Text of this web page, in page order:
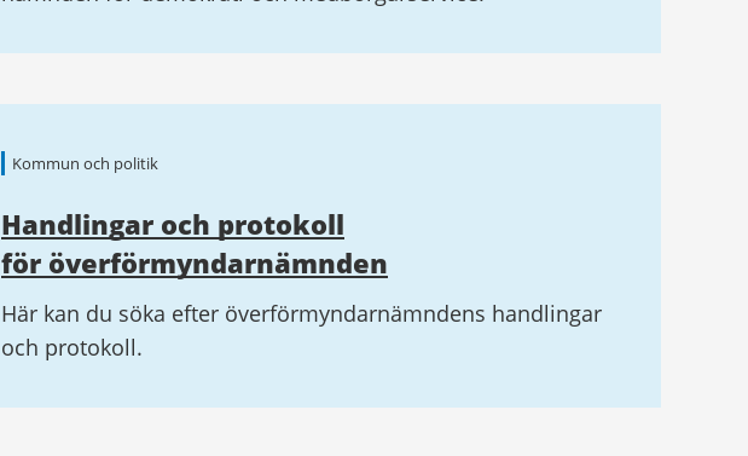
Kommun och politik
Handlingar och protokoll
för överförmyndarnämnden
Här kan du söka efter överförmyndarnämndens handlingar
och protokoll.